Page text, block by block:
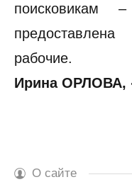
поисковикам
рабочие.
Ирина ОРЛОВА,
О сайте